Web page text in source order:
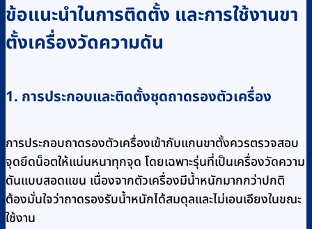
ข้อแนะนำในการติดตั้ง และการใช้งานขา
ตั้งเครื่องวัดความดัน
1. การประกอบและติดตั้งชุดถาดรองตัวเครื่อง
การประกอบถาดรองตัวเครื่องเข้ากับแกนขาตั้งควรตรวจสอบ
จุดยึดน็อตให้แน่นหนาทุกจุด โดยเฉพาะรุ่นที่เป็นเครื่องวัดความ
ดันแบบสอดแขน เนื่องจากตัวเครื่องมีน้ำหนักมากกว่าปกติ
ต้องมั่นใจว่าถาดรองรับน้ำหนักได้สมดุลและไม่เอนเอียงในขณะ
ใช้งาน